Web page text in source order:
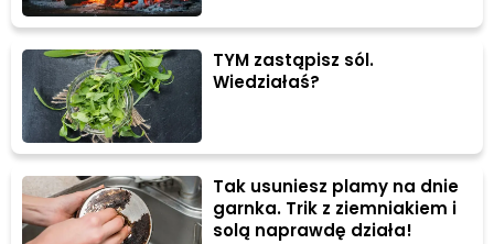
TYM zastąpisz sól.
Wiedziałaś?
Tak usuniesz plamy na dnie
garnka. Trik z ziemniakiem i
solą naprawdę działa!